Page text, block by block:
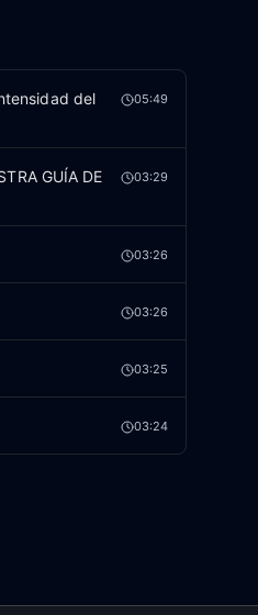
del
05:49
GUÍA DE
03:29
03:26
03:26
03:25
03:24